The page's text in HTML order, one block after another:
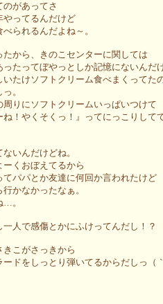
のがあってさ
やってるんだけど
られるんだよね～。
たから、きのこセンターに関しては
ったってぼやっとしか記憶にないんだ
いたけソフトクリーム食べまくってた
。
周りにソフトクリームいっぱいつけて
ね！やくそくっ！』ってにっこりして
いんだけどね。
くおぼえてるから
てパパとか友達に何回か言われたけど
かなかったなぁ。
…。
一人で感傷とかにふけってんだし！？
こがさっきから
ドをしっとり弾いてるからだしっ（